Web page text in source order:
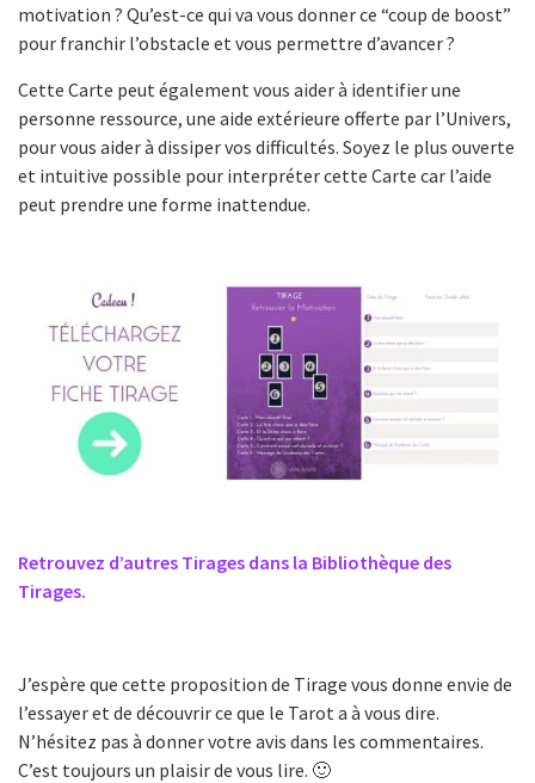
motivation ? Qu’est-ce qui va vous donner ce “coup de boost”
pour franchir l’obstacle et vous permettre d’avancer ?
Cette Carte peut également vous aider à identifier une
personne ressource, une aide extérieure offerte par l’Univers,
pour vous aider à dissiper vos difficultés. Soyez le plus ouverte
et intuitive possible pour interpréter cette Carte car l’aide
peut prendre une forme inattendue.
Retrouvez d’autres Tirages dans la Bibliothèque des
Tirages.
J’espère que cette proposition de Tirage vous donne envie de
l’essayer et de découvrir ce que le Tarot a à vous dire.
N’hésitez pas à donner votre avis dans les commentaires.
C’est toujours un plaisir de vous lire. 🙂